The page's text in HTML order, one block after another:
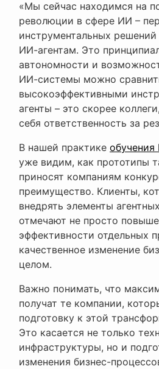
«Мы сейчас находимся на
революции в сфере ИИ –
инструментальных
ИИ-агентам. Это
автономности и
ИИ-системы можно
высокоэффективными
агенты – это скорее
себя ответственность за
В нашей практике обучения
уже видим, как прототипы
приносят компаниям
преимущество. Клиенты,
внедрять элементы
отмечают не просто
эффективности отдельных
качественное изменение
целом.
Важно понимать, что
получат те компании,
подготовку к этой
Это касается не только
инфраструктуры, но и
изменения бизнес-